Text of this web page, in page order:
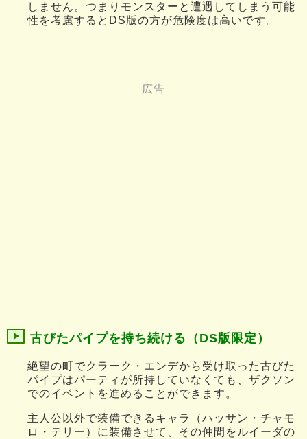
しません。つまりモンスターと遭遇してしまう可能
性を考慮するとDS版の方が危険度は高いです。
古びたパイプを持ち続ける（DS版限定）
絶望の町でクラーク・エンデから受け取った古びた
パイプはパーティが所持していなくても、ザクソン
でのイベントを進めることができます。
主人公以外で装備できるキャラ（ハッサン・チャモ
ロ・テリー）に装備させて、その仲間をルイーダの